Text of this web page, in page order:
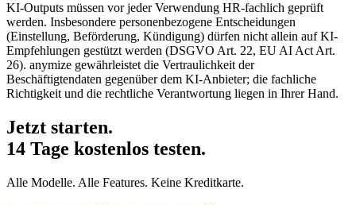
KI-Outputs müssen vor jeder Verwendung HR-fachlich geprüft
werden. Insbesondere personenbezogene Entscheidungen
(Einstellung, Beförderung, Kündigung) dürfen nicht allein auf KI-
Empfehlungen gestützt werden (DSGVO Art. 22, EU AI Act Art.
26). anymize gewährleistet die Vertraulichkeit der
Beschäftigtendaten gegenüber dem KI-Anbieter; die fachliche
Richtigkeit und die rechtliche Verantwortung liegen in Ihrer Hand.
Jetzt starten.
14 Tage kostenlos testen.
Alle Modelle. Alle Features. Keine Kreditkarte.